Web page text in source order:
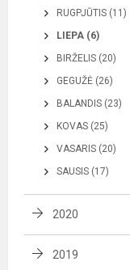
RUGPJŪTIS (11)
LIEPA (6)
BIRŽELIS (20)
GEGUŽĖ (26)
BALANDIS (23)
KOVAS (25)
VASARIS (20)
SAUSIS (17)
2020
2019